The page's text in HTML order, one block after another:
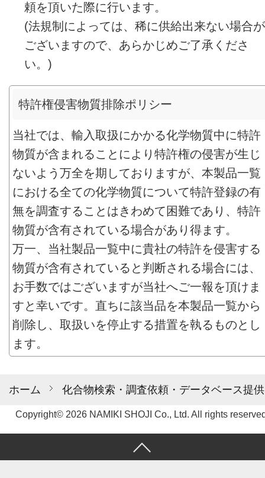
ホーム 化合物検索・調査依頼・データベース提供
頼を頂いた際に行います。
(法規制によっては、稀に供給出来ない場合が
ございますので、あらかじめご了承くださ
い。)
特許権侵害物質排除ポリシー
当社では、輸入取扱にかかる化学物質中に特許
物質が含まれることにより特許権の侵害が生じ
ないよう万全を期しておりますが、本製品一覧
における全ての化学物質について特許登録の有
無を調査することはきわめて困難であり、特許
物質が含有されている場合があり得ます。
万一、当社製品一覧中に貴社の特許を侵害する
物質が含有されていると判断される場合には、
お手数ではございますが当社へご一報を頂けま
すと幸いです。直ちに該当品を本製品一覧から
削除し、取扱いを停止する措置を執るものとし
ます。
Copyright© 2026 NAMIKI SHOJI Co., Ltd. All rights